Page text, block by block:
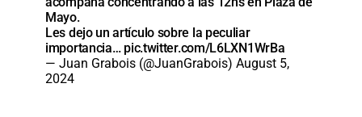
Mayo.
Les dejo un artículo sobre la peculiar
importancia… pic.twitter.com/L6LXN1WrBa
— Juan Grabois (@JuanGrabois) August 5,
2024